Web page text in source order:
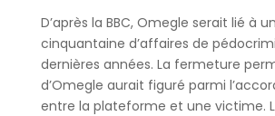
D’après la BBC, Omegle serait lié à
cinquantaine d’affaires de
dernières années. La fermeture
d’Omegle aurait figuré parmi
entre la plateforme et une victime.